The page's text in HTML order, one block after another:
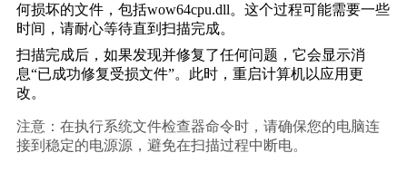
何损坏的文件，包括wow64cpu.dll。这个过程可能需要一些
时间，请耐心等待直到扫描完成。
扫描完成后，如果发现并修复了任何问题，它会显示消
息“已成功修复受损文件”。此时，重启计算机以应用更
改。
注意：在执行系统文件检查器命令时，请确保您的电脑连
接到稳定的电源源，避免在扫描过程中断电。